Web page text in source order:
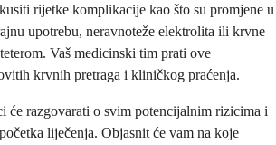
rijetke komplikacije kao što su promjene u
upotrebu, neravnoteže elektrolita ili krvne
Vaš medicinski tim prati ove
krvnih pretraga i kliničkog praćenja.
će razgovarati o svim potencijalnim rizicima i
liječenja. Objasnit će vam na koje